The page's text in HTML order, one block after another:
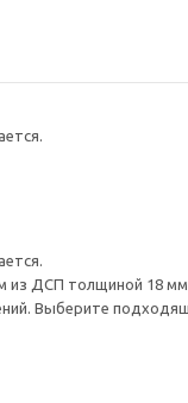
из ДСП толщиной 18
Выберите